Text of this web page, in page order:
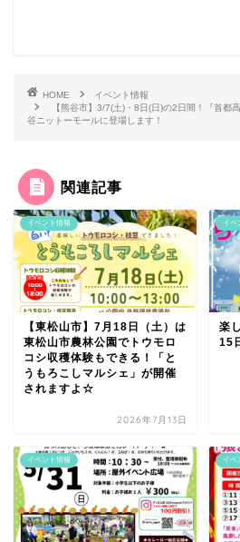
HOME
イベント情報
【熊谷市】3/7(土)・8日(日)の2日間！『首都
谷ニットーモールに登場します！
関連記事
イベント情報
【東松山市】7月18日（土）は
東松山市農林公園でトウモロ
コシ収穫体験もできる！「と
うもろこしマルシェ」が開催
されますよ☆
2026年7月13日
イベ
楽
15
イベント情報 イベ